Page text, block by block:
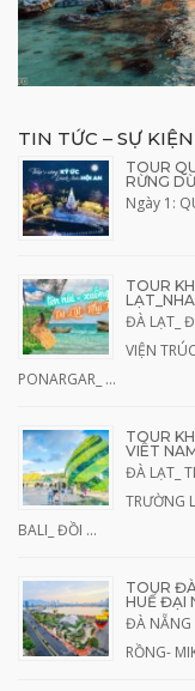
TIN TỨC – SỰ KIỆN
TOUR
RỪNG
Ngày
TOUR
ĐÀ LẠT_
VIỆN
PONARGAR_ …
TOUR
VIÊT
ĐÀ LẠT_
TRƯỜNG
BALI_ ĐỒI …
TOUR
HUẾ ĐẠI
ĐÀ NẴNG
RỒNG-